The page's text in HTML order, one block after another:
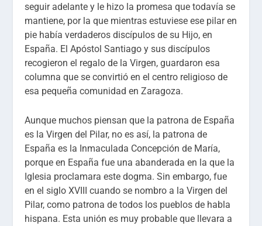
seguir adelante y le hizo la promesa que todavía se
mantiene, por la que mientras estuviese ese pilar en
pie había verdaderos discípulos de su Hijo, en
España. El Apóstol Santiago y sus discípulos
recogieron el regalo de la Virgen, guardaron esa
columna que se convirtió en el centro religioso de
esa pequeña comunidad en Zaragoza.
Aunque muchos piensan que la patrona de España
es la Virgen del Pilar, no es así, la patrona de
España es la Inmaculada Concepción de María,
porque en España fue una abanderada en la que la
Iglesia proclamara este dogma. Sin embargo, fue
en el siglo XVIII cuando se nombro a la Virgen del
Pilar, como patrona de todos los pueblos de habla
hispana. Esta unión es muy probable que llevara a